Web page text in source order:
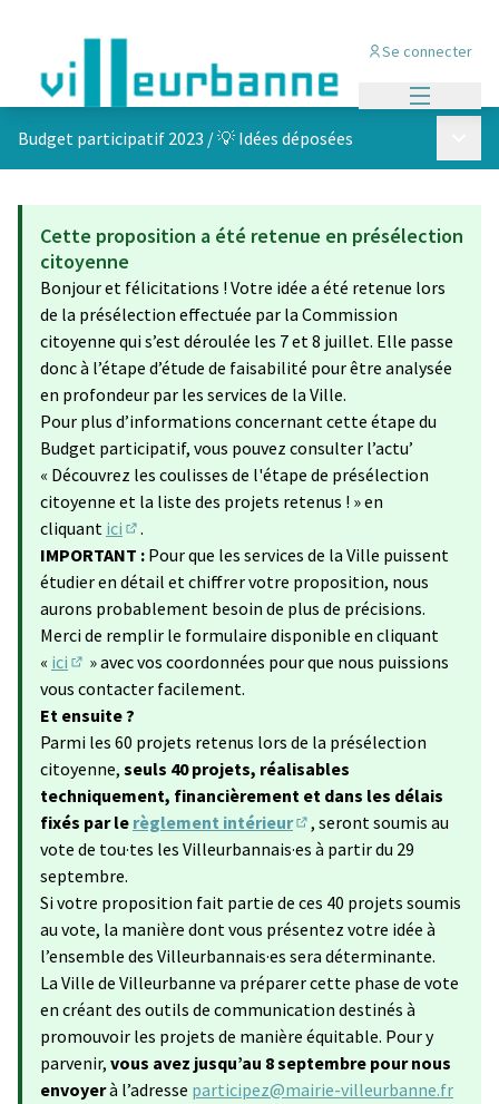
Se connecter
Budget participatif 2023 /💡 Idées déposées
Cette proposition a été retenue en présélection
citoyenne
Bonjour et félicitations ! Votre idée a été retenue lors
de la présélection effectuée par la Commission
citoyenne qui s’est déroulée les 7 et 8 juillet. Elle passe
donc à l’étape d’étude de faisabilité pour être analysée
en profondeur par les services de la Ville.
Pour plus d’informations concernant cette étape du
Budget participatif, vous pouvez consulter l’actu’
« Découvrez les coulisses de l'étape de présélection
citoyenne et la liste des projets retenus ! » en
cliquant ici
(S'ouvre dans un nouvel onglet)
.
IMPORTANT : Pour que les services de la Ville puissent
étudier en détail et chiffrer votre proposition, nous
aurons probablement besoin de plus de précisions.
Merci de remplir le formulaire disponible en cliquant
« ici
(Lien externe)
» avec vos coordonnées pour que nous puissions
vous contacter facilement.
Et ensuite ?
Parmi les 60 projets retenus lors de la présélection
citoyenne, seuls 40 projets, réalisables
techniquement, financièrement et dans les délais
fixés par le règlement intérieur
(Lien externe)
, seront soumis au
vote de tou·tes les Villeurbannais·es à partir du 29
septembre.
Si votre proposition fait partie de ces 40 projets soumis
au vote, la manière dont vous présentez votre idée à
l’ensemble des Villeurbannais·es sera déterminante.
La Ville de Villeurbanne va préparer cette phase de vote
en créant des outils de communication destinés à
promouvoir les projets de manière équitable. Pour y
parvenir, vous avez jusqu’au 8 septembre pour nous
envoyerà l’adresse participez@mairie-villeurbanne.fr